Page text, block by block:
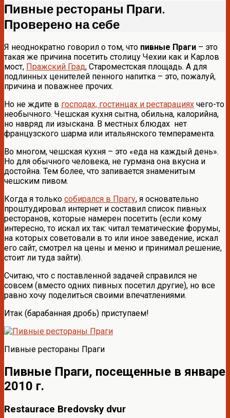
Пивные рестораны Праги.
Проверено на себе
Я неоднократно говорил о том, что пивные Праги – это
такая же причина посетить столицу Чехии как и Карлов
мост, Пражский Град, Староместская площадь. А для
подлинных ценителей пенного напитка – это, пожалуй,
причина и поважнее прочих.
Но не ждите в господах, гостинцах и рестарациях чего-то
необычного. Чешская кухня сытна, обильна, калорийна,
но навряд ли изыскана. В местных блюдах нет
французского шарма или итальянского темперамента.
Во многом, чешская кухня – это «еда на каждый день».
Но для обычного человека, не гурмана она вкусна и
достойна. Тем более, что запивается знаменитым
чешским пивом.
Когда я только собирался в Прагу, я основательно
проштудировал интернет и составил список пивных
ресторанов, которые намерен посетить (если кому
интересно, то искал их так: читал тематические форумы,
на которых советовали в то или иное заведение, искал
его сайт, смотрел на цены и меню и принимал решение,
стоит ли туда зайти).
Считаю, что с поставленной задачей справился не
совсем (вместо одних пивных посетил другие), но все
равно хочу поделиться своими впечатлениями.
Итак (барабанная дробь) приступаем!
Пивные рестораны Праги
Пивные Праги, посещенные в январе
2010 г.
Restaurace Bredovsky dvur